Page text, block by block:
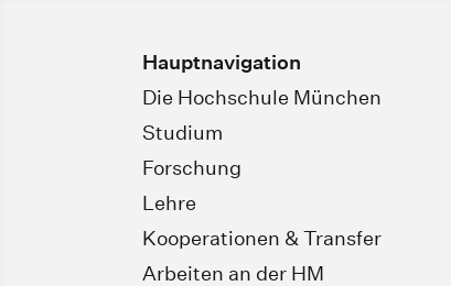
Hauptnavigation
Die Hochschule München
Studium
Forschung
Lehre
Kooperationen & Transfer
Arbeiten an der HM